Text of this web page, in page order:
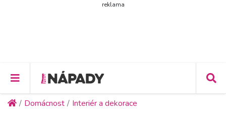
reklama
Domácnost Interiér a dekorace